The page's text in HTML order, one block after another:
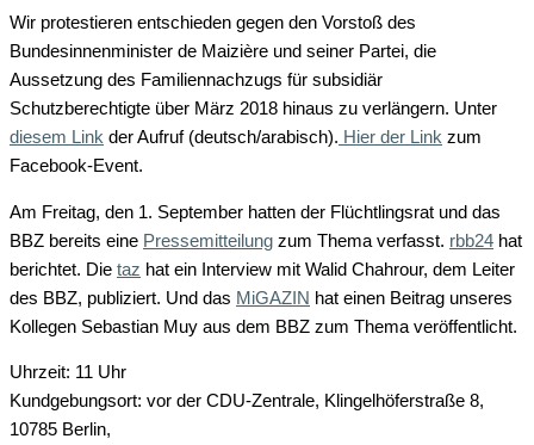
Wir protestieren entschieden gegen den Vorstoß des
Bundesinnenminister de Maizière und seiner Partei, die
Aussetzung des Familiennachzugs für subsidiär
Schutzberechtigte über März 2018 hinaus zu verlängern. Unter
diesem Link der Aufruf (deutsch/arabisch). Hier der Link zum
Facebook-Event.
Am Freitag, den 1. September hatten der Flüchtlingsrat und das
BBZ bereits eine Pressemitteilung zum Thema verfasst. rbb24 hat
berichtet. Die taz hat ein Interview mit Walid Chahrour, dem Leiter
des BBZ, publiziert. Und das MiGAZIN hat einen Beitrag unseres
Kollegen Sebastian Muy aus dem BBZ zum Thema veröffentlicht.
Uhrzeit: 11 Uhr
Kundgebungsort: vor der CDU-Zentrale, Klingelhöferstraße 8,
10785 Berlin,